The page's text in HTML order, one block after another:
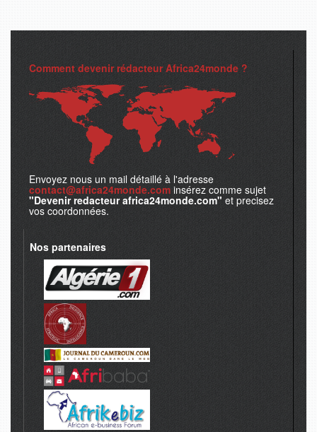
Comment devenir rédacteur Africa24monde ?
Envoyez nous un mail détaillé à l'adresse
contact@africa24monde.com insérez comme sujet
"Devenir redacteur africa24monde.com" et precisez
vos coordonnées.
Nos partenaires